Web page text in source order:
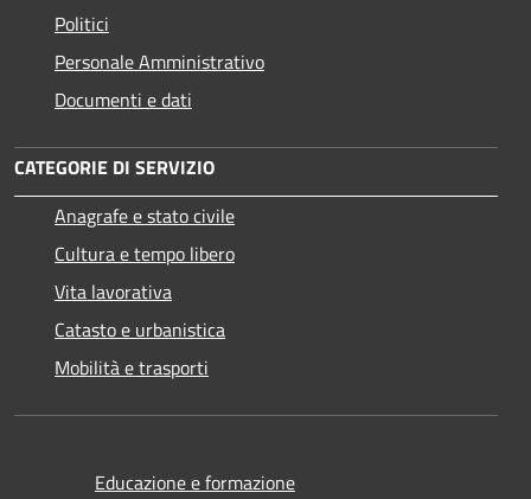
Politici
Personale Amministrativo
Documenti e dati
CATEGORIE DI SERVIZIO
Anagrafe e stato civile
Cultura e tempo libero
Vita lavorativa
Catasto e urbanistica
Mobilità e trasporti
Educazione e formazione